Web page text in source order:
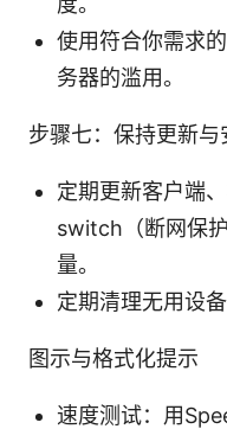
使用符合你需求
务器的滥用。
步骤七：保持更新与
定期更新客户端
switch（断网保
量。
定期清理无用设
图示与格式化提示
速度测试：用